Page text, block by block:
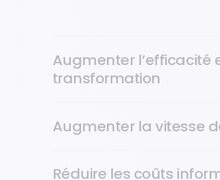
Augmenter l’efficacité
transformation
Augmenter la vitesse
Réduire les coûts